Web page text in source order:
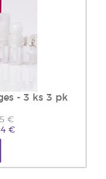
- 3 ks 3 pk
€
€